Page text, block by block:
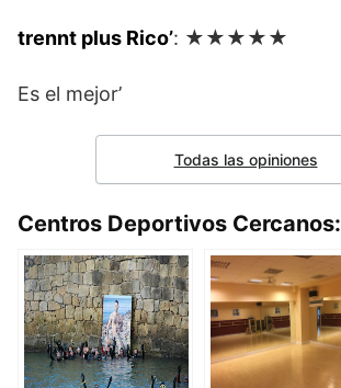
trennt plus Rico’: ★★★★★
Es el mejor’
Todas las opiniones
Centros Deportivos Cercanos: